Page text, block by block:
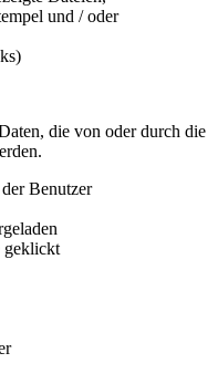
und / oder
die von oder durch die
Benutzer
geklickt